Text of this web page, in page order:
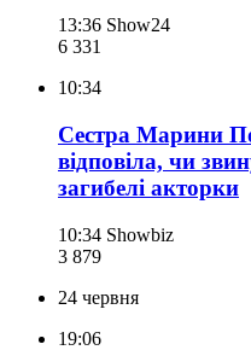
13:36 Show24
6 331
10:34
Сестра Марини
відповіла, чи
загибелі акторки
10:34 Showbiz
3 879
24 червня
19:06